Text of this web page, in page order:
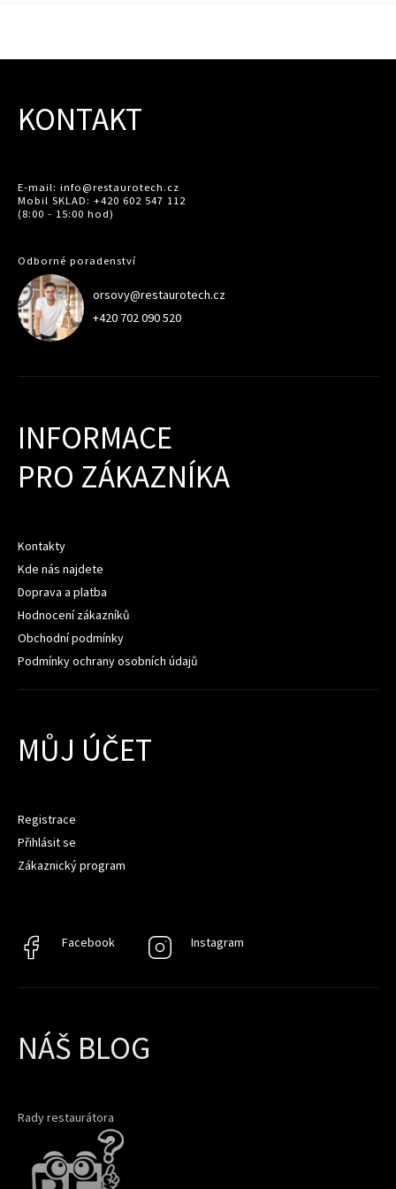
KONTAKT
E-mail: info@restaurotech.cz
Mobil SKLAD: +420 602 547 112
(8:00 - 15:00 hod)
Odborné poradenství
orsovy@restaurotech.cz
+420 702 090 520
INFORMACE
PRO ZÁKAZNÍKA
Kontakty
Kde nás najdete
Doprava a platba
Hodnocení zákazníků
Obchodní podmínky
Podmínky ochrany osobních údajů
MŮJ ÚČET
Registrace
Přihlásit se
Zákaznický program
Facebook
Facebook Instagram
Instagram
NÁŠ BLOG
Rady restaurátora